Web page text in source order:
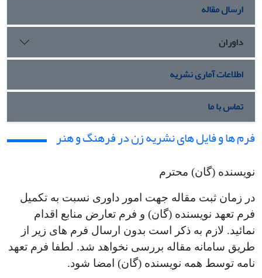
ارسال مقاله
داوران
اطلاعات آماری نشریه
تماس با ما
فرم ها و فایل های نشریه زن در فرهنگ و هنر
نویسنده (گان) محترم
در زمان ثبت مقاله جهت امور داوری نسبت به تکمیل
فرم تعهد نویسنده (گان) و فرم تعارض منابع اقدام
نمائید. لازم به ذکر است بدون ارسال فرم های زیر از
طریق سامانه مقاله بررسی نخواهد شد. لطفا فرم تعهد
نامه توسط همه نویسنده (گان) امضا شود.